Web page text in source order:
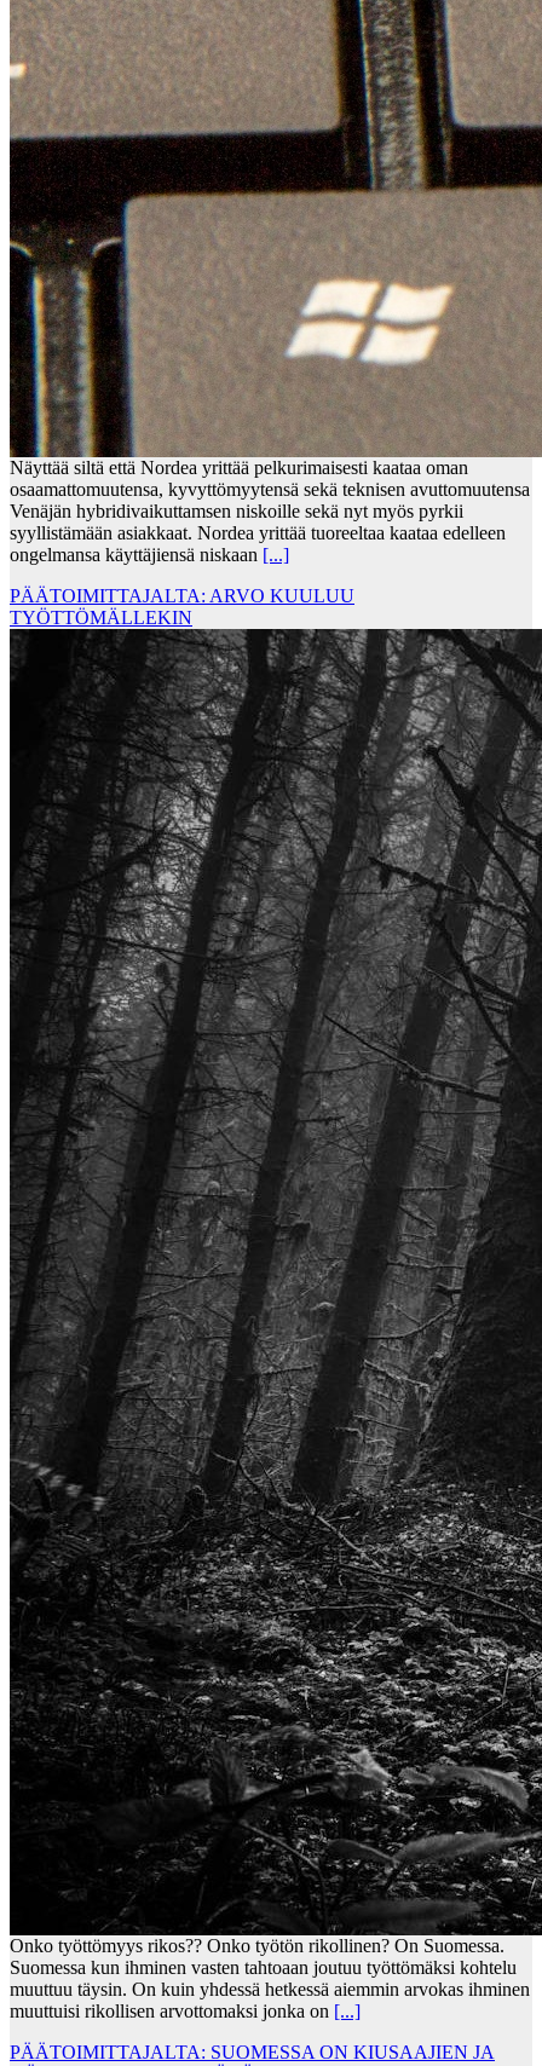
Näyttää siltä että Nordea yrittää pelkurimaisesti kaataa oman
osaamattomuutensa, kyvyttömyytensä sekä teknisen avuttomuutensa
Venäjän hybridivaikuttamsen niskoille sekä nyt myös pyrkii
syyllistämään asiakkaat. Nordea yrittää tuoreeltaa kaataa edelleen
ongelmansa käyttäjiensä niskaan [...]
PÄÄTOIMITTAJALTA: ARVO KUULUU
TYÖTTÖMÄLLEKIN
Onko työttömyys rikos?? Onko työtön rikollinen? On Suomessa.
Suomessa kun ihminen vasten tahtoaan joutuu työttömäksi kohtelu
muuttuu täysin. On kuin yhdessä hetkessä aiemmin arvokas ihminen
muuttuisi rikollisen arvottomaksi jonka on [...]
PÄÄTOIMITTAJALTA: SUOMESSA ON KIUSAAJIEN JA